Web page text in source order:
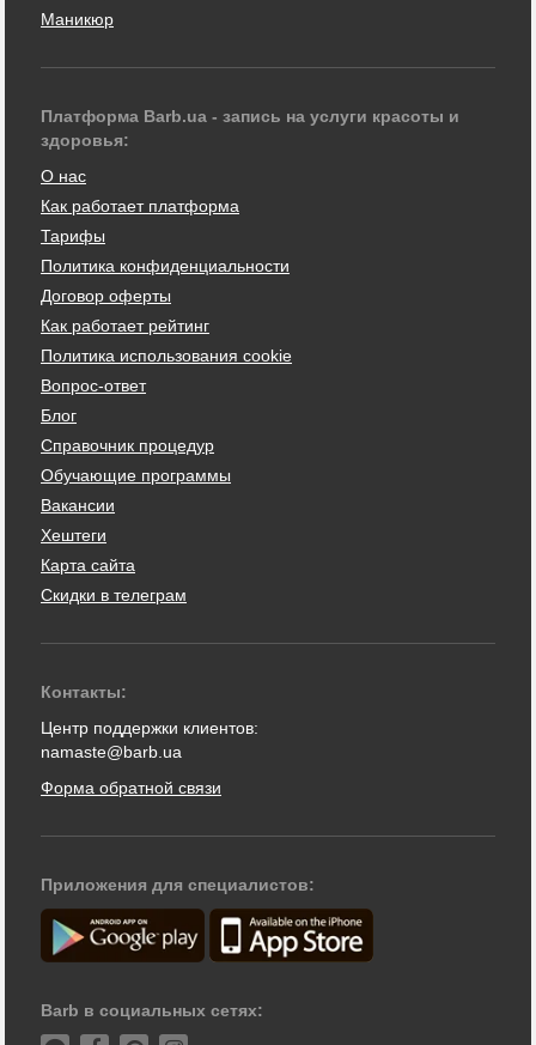
Маникюр
Платформа Barb.ua - запись на услуги красоты и
здоровья:
О нас
Как работает платформа
Тарифы
Политика конфиденциальности
Договор оферты
Как работает рейтинг
Политика использования cookie
Вопрос-ответ
Блог
Справочник процедур
Обучающие программы
Вакансии
Хештеги
Карта сайта
Скидки в телеграм
Контакты:
Центр поддержки клиентов:
namaste@barb.ua
Форма обратной связи
Приложения для специалистов:
Barb в социальных сетях: